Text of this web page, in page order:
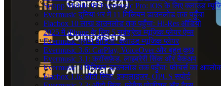
Setapp Mobile पर Evermusic Pro: iOS के लिए क्लाउड
Evermusic दुनिया भर में 11 मिलियन डाउनलोड तक पहुँचा
Flacbox 10 लाख डाउनलोड तक पहुँचा: Hi-Res ऑडियो
2025 में iPhone के लिए 5 सर्वश्रेष्ठ म्यूज़िक प्लेयर ऐप्स
Evermusic प्रोमो वीडियो: क्लाउड म्यूजिक प्लेयर
Evermusic 3.6: CarPlay, VoiceOver और बहुत कुछ
Evermusic 3.1: क्रॉसफ़ेड, लाइब्रेरी सिंक और बैकअप
Evermusic 3 मिलियन डाउनलोड तक पहुँचा: फीचर्स का
Flacbox 1.6: ऑटो सिंक, इक्वलाइज़र, OPUS सपोर्ट